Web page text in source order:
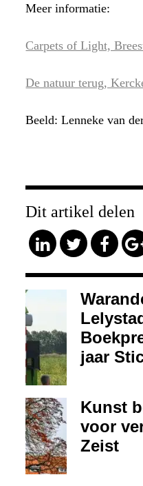
Meer informatie:
Carpets of Light,
De natuur terug,
Beeld: Lenneke van
Dit artikel delen
jaar
Kunst
voor
Zeist